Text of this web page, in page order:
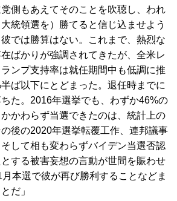
側もあえてそのことを吹聴し、われ
統領選を）勝てると信じ込ませよう
では勝算はない。これまで、熱烈な
ばかりが強調されてきたが、全米レ
ンプ支持率は就任期間中も低調に推
ば以下にとどまった。退任時までに
た。2016年選挙でも、わずか46%の
かわらず当選できたのは、統計上の
後の2020年選挙転覆工作、連邦議事
して相も変わらずバイデン当選否認
する被害妄想の言動が世間を賑わせ
本選で彼が再び勝利することなどま
だ」